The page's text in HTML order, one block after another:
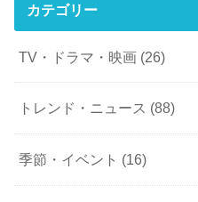
カテゴリー
TV・ドラマ・映画 (26)
トレンド・ニュース (88)
季節・イベント (16)